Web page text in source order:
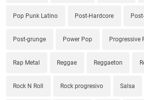
Pop Punk Latino Post-Hardcore
Post-grunge Power Pop Progressive
Rap Metal Reggae Reggaeton
Rock N Roll Rock progresivo Salsa